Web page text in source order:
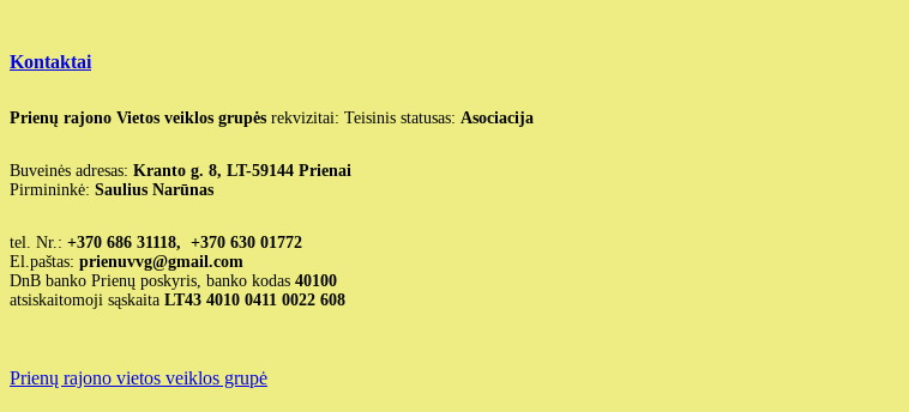
Kontaktai
Prienų rajono Vietos veiklos grupės rekvizitai: Teisinis statusas: Asociacija
Buveinės adresas: Kranto g. 8, LT-59144 Prienai
Pirmininkė: Saulius Narūnas
tel. Nr.: +370 686 31118, +370 630 01772
El.paštas: prienuvvg@gmail.com
DnB banko Prienų poskyris, banko kodas 40100
atsiskaitomoji sąskaita LT43 4010 0411 0022 608
Prienų rajono vietos veiklos grupė